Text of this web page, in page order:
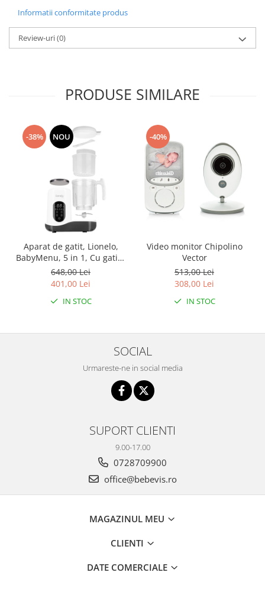
Informatii conformitate produs
Review-uri(0)
PRODUSE SIMILARE
-38% NOU
Aparat de gatit, Lionelo,
BabyMenu, 5 in 1, Cu gatire
la abur, dezghetare,
amestecare, incalzire,
sterilizare, Cu recipient din
tritan, Alb
648,00 Lei
401,00 Lei
IN STOC
-40%
Video monitor Chipolino
Vector
513,00 Lei
308,00 Lei
IN STOC
SOCIAL
Urmareste-ne in social media
SUPORT CLIENTI
9.00-17.00
0728709900
office@bebevis.ro
MAGAZINUL MEU
CLIENTI
DATE COMERCIALE